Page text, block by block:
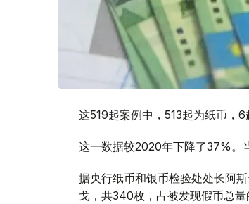
这519起案例中，513起为纸币，
这一数据较2020年下降了37%。
据央行纸币和银币检验处处长阿
戈，共340枚，占被发现假币总